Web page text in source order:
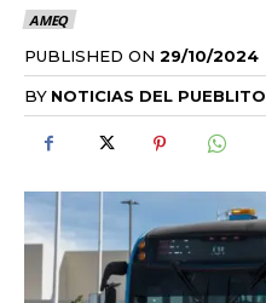
AMEQ
PUBLISHED ON 29/10/2024
BY NOTICIAS DEL PUEBLITO